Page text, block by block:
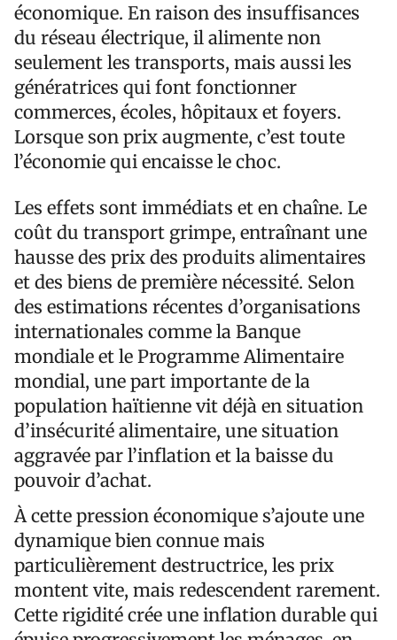
économique. En raison des insuffisances
du réseau électrique, il alimente non
seulement les transports, mais aussi les
génératrices qui font fonctionner
commerces, écoles, hôpitaux et foyers.
Lorsque son prix augmente, c’est toute
l’économie qui encaisse le choc.
Les effets sont immédiats et en chaîne. Le
coût du transport grimpe, entraînant une
hausse des prix des produits alimentaires
et des biens de première nécessité. Selon
des estimations récentes d’organisations
internationales comme la Banque
mondiale et le Programme Alimentaire
mondial, une part importante de la
population haïtienne vit déjà en situation
d’insécurité alimentaire, une situation
aggravée par l’inflation et la baisse du
pouvoir d’achat.
À cette pression économique s’ajoute une
dynamique bien connue mais
particulièrement destructrice, les prix
montent vite, mais redescendent rarement.
Cette rigidité crée une inflation durable qui